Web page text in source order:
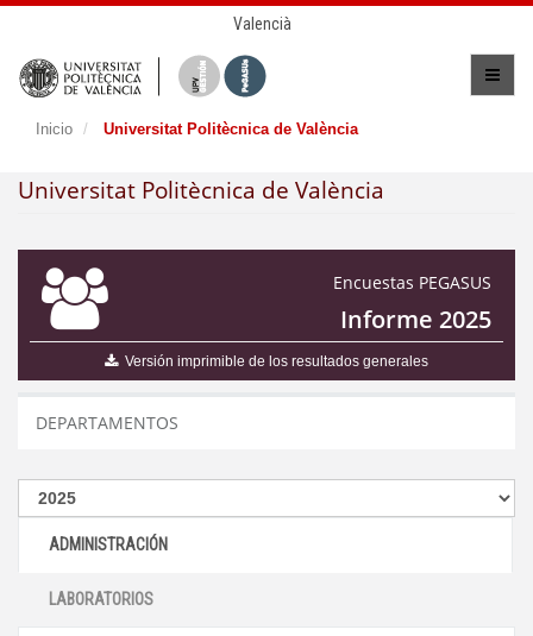
Valencià
Inicio Universitat Politècnica de València
Universitat Politècnica de València
Encuestas PEGASUS
Informe 2025
Versión imprimible de los resultados generales
DEPARTAMENTOS
ADMINISTRACIÓN
LABORATORIOS